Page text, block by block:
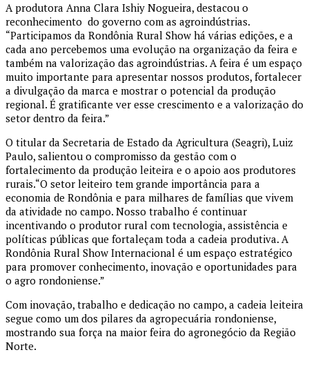
A produtora Anna Clara Ishiy Nogueira, destacou o
reconhecimento do governo com as agroindústrias.
“Participamos da Rondônia Rural Show há várias edições, e a
cada ano percebemos uma evolução na organização da feira e
também na valorização das agroindústrias. A feira é um espaço
muito importante para apresentar nossos produtos, fortalecer
a divulgação da marca e mostrar o potencial da produção
regional. É gratificante ver esse crescimento e a valorização do
setor dentro da feira.”
O titular da Secretaria de Estado da Agricultura (Seagri), Luiz
Paulo, salientou o compromisso da gestão com o
fortalecimento da produção leiteira e o apoio aos produtores
rurais.“O setor leiteiro tem grande importância para a
economia de Rondônia e para milhares de famílias que vivem
da atividade no campo. Nosso trabalho é continuar
incentivando o produtor rural com tecnologia, assistência e
políticas públicas que fortaleçam toda a cadeia produtiva. A
Rondônia Rural Show Internacional é um espaço estratégico
para promover conhecimento, inovação e oportunidades para
o agro rondoniense.”
Com inovação, trabalho e dedicação no campo, a cadeia leiteira
segue como um dos pilares da agropecuária rondoniense,
mostrando sua força na maior feira do agronegócio da Região
Norte.